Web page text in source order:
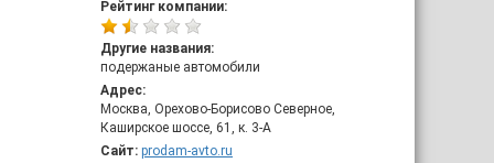
Рейтинг компании:
Другие названия:
подержаные автомобили
Адрес:
Москва, Орехово-Борисово Северное,
Каширское шоссе, 61, к. 3-А
Сайт: prodam-avto.ru